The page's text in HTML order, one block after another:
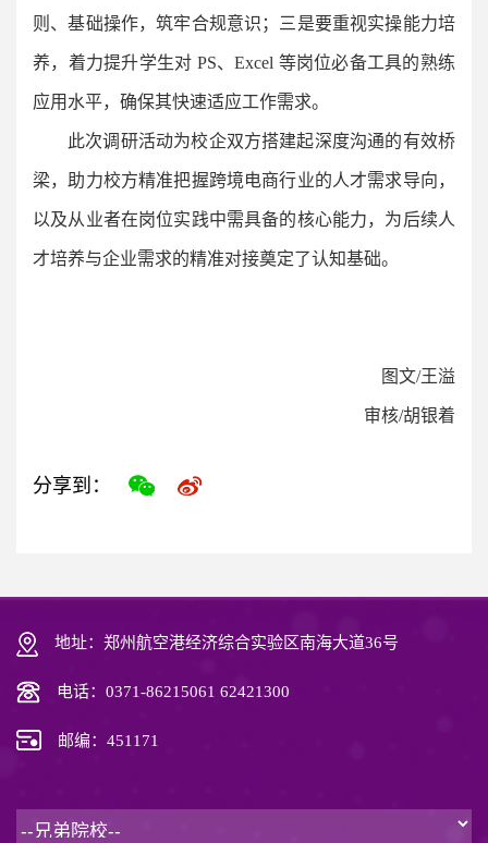
则、基础操作，筑牢合规意识；三是要重视实操能力培
养，着力提升学生对 PS、Excel 等岗位必备工具的熟练
应用水平，确保其快速适应工作需求。
此次调研活动为校企双方搭建起深度沟通的有效桥
梁，助力校方精准把握跨境电商行业的人才需求导向，
以及从业者在岗位实践中需具备的核心能力，为后续人
才培养与企业需求的精准对接奠定了认知基础。
图文/王溢
审核/胡银着
分享到：
地址：郑州航空港经济综合实验区南海大道36号
电话：0371-86215061 62421300
邮编：451171